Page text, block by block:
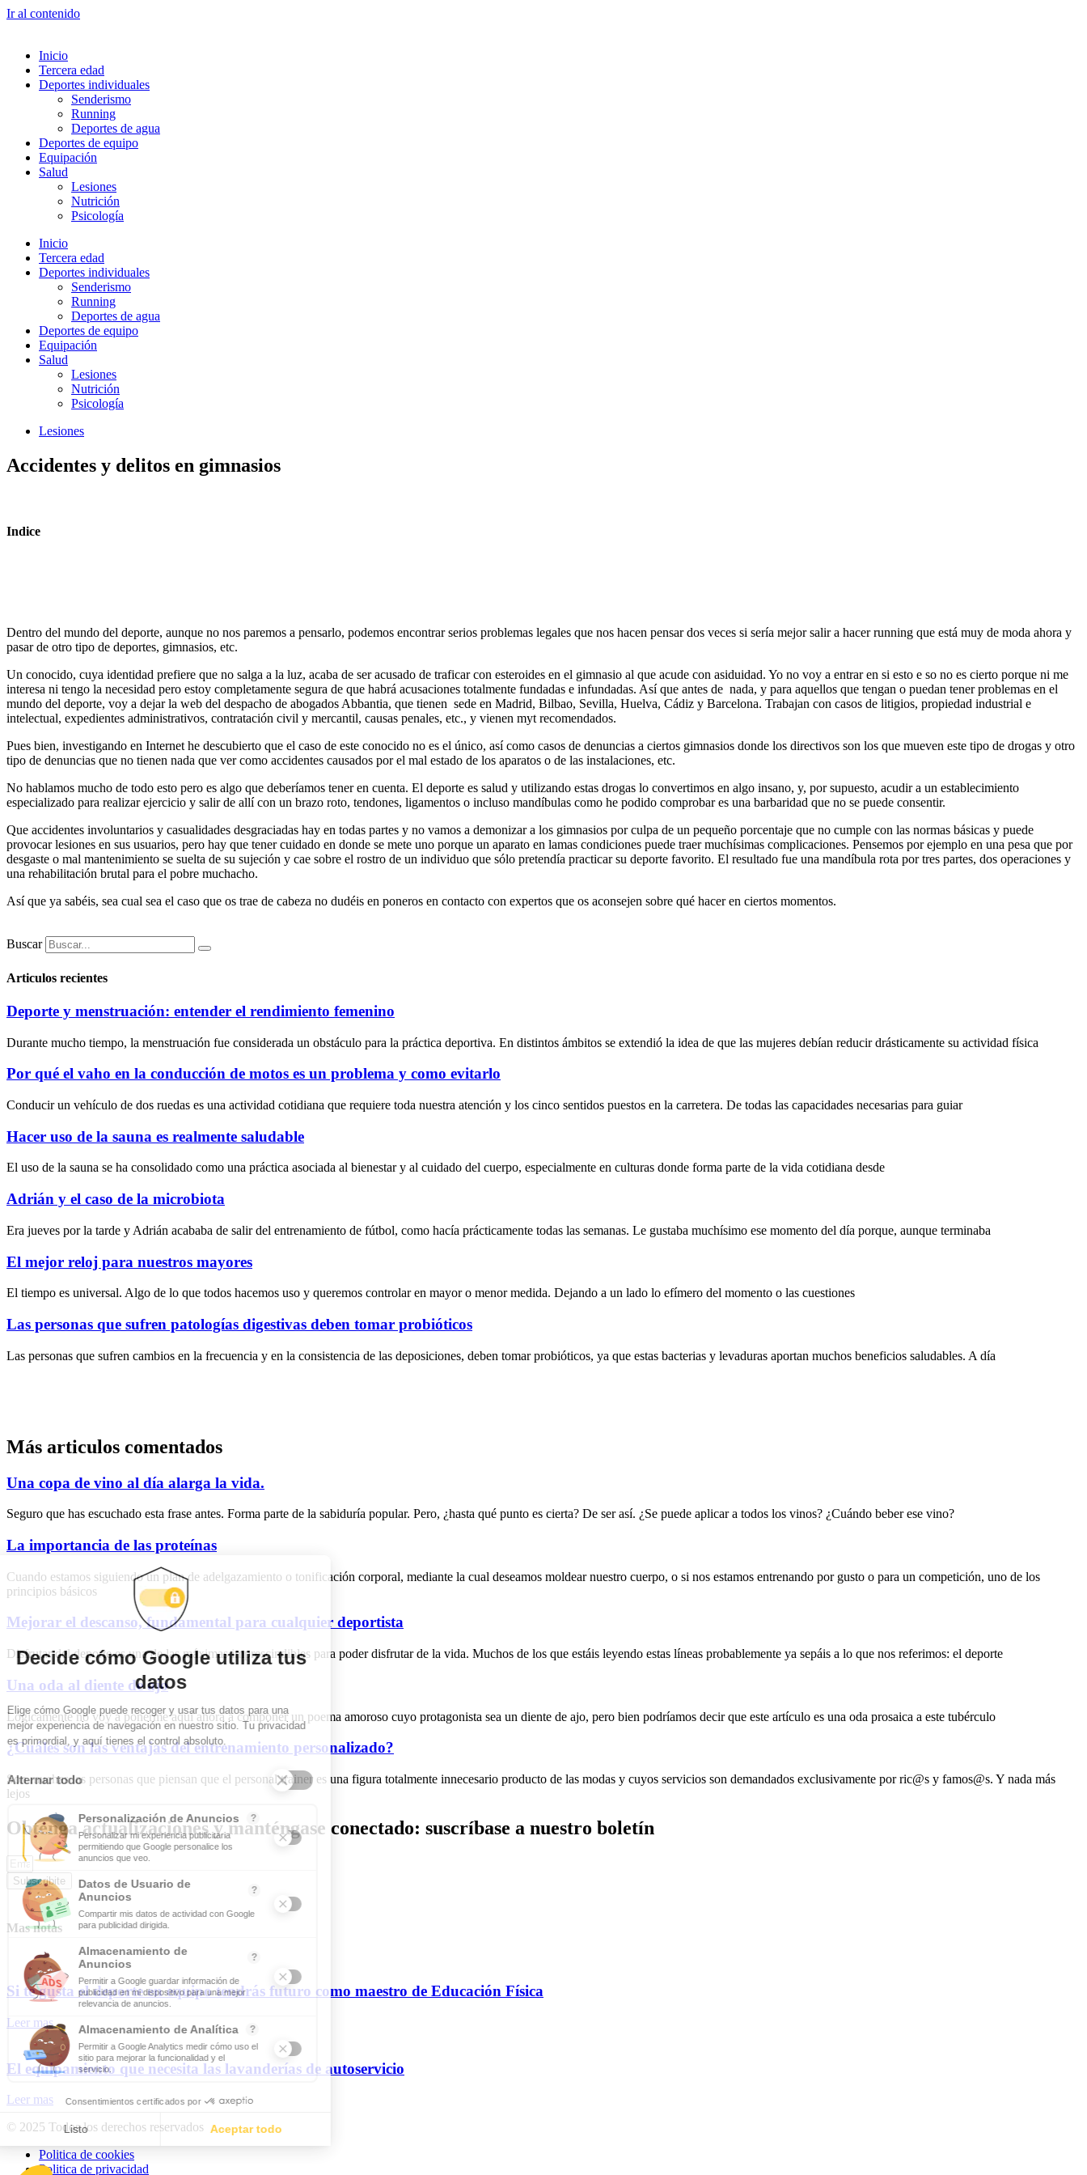
Ir al contenido
Inicio
Tercera edad
Deportes individuales
Senderismo
Running
Deportes de agua
Deportes de equipo
Equipación
Salud
Lesiones
Nutrición
Psicología
Inicio
Tercera edad
Deportes individuales
Senderismo
Running
Deportes de agua
Deportes de equipo
Equipación
Salud
Lesiones
Nutrición
Psicología
Lesiones
Accidentes y delitos en gimnasios
Indice
Dentro del mundo del deporte, aunque no nos paremos a pensarlo, podemos encontrar serios problemas legales que nos hacen pensar dos veces si sería mejor salir a hacer running que está muy de moda ahora y
pasar de otro tipo de deportes, gimnasios, etc.
Un conocido, cuya identidad prefiere que no salga a la luz, acaba de ser acusado de traficar con esteroides en el gimnasio al que acude con asiduidad. Yo no voy a entrar en si esto e so no es cierto porque ni me
interesa ni tengo la necesidad pero estoy completamente segura de que habrá acusaciones totalmente fundadas e infundadas. Así que antes de nada, y para aquellos que tengan o puedan tener problemas en el
mundo del deporte, voy a dejar la web del despacho de abogados Abbantia, que tienen sede en Madrid, Bilbao, Sevilla, Huelva, Cádiz y Barcelona. Trabajan con casos de litigios, propiedad industrial e
intelectual, expedientes administrativos, contratación civil y mercantil, causas penales, etc., y vienen myt recomendados.
Pues bien, investigando en Internet he descubierto que el caso de este conocido no es el único, así como casos de denuncias a ciertos gimnasios donde los directivos son los que mueven este tipo de drogas y otro
tipo de denuncias que no tienen nada que ver como accidentes causados por el mal estado de los aparatos o de las instalaciones, etc.
No hablamos mucho de todo esto pero es algo que deberíamos tener en cuenta. El deporte es salud y utilizando estas drogas lo convertimos en algo insano, y, por supuesto, acudir a un establecimiento
especializado para realizar ejercicio y salir de allí con un brazo roto, tendones, ligamentos o incluso mandíbulas como he podido comprobar es una barbaridad que no se puede consentir.
Que accidentes involuntarios y casualidades desgraciadas hay en todas partes y no vamos a demonizar a los gimnasios por culpa de un pequeño porcentaje que no cumple con las normas básicas y puede
provocar lesiones en sus usuarios, pero hay que tener cuidado en donde se mete uno porque un aparato en lamas condiciones puede traer muchísimas complicaciones. Pensemos por ejemplo en una pesa que por
desgaste o mal mantenimiento se suelta de su sujeción y cae sobre el rostro de un individuo que sólo pretendía practicar su deporte favorito. El resultado fue una mandíbula rota por tres partes, dos operaciones y
una rehabilitación brutal para el pobre muchacho.
Así que ya sabéis, sea cual sea el caso que os trae de cabeza no dudéis en poneros en contacto con expertos que os aconsejen sobre qué hacer en ciertos momentos.
Buscar
Articulos recientes
Deporte y menstruación: entender el rendimiento femenino
Durante mucho tiempo, la menstruación fue considerada un obstáculo para la práctica deportiva. En distintos ámbitos se extendió la idea de que las mujeres debían reducir drásticamente su actividad física
Por qué el vaho en la conducción de motos es un problema y como evitarlo
Conducir un vehículo de dos ruedas es una actividad cotidiana que requiere toda nuestra atención y los cinco sentidos puestos en la carretera. De todas las capacidades necesarias para guiar
Hacer uso de la sauna es realmente saludable
El uso de la sauna se ha consolidado como una práctica asociada al bienestar y al cuidado del cuerpo, especialmente en culturas donde forma parte de la vida cotidiana desde
Adrián y el caso de la microbiota
Era jueves por la tarde y Adrián acababa de salir del entrenamiento de fútbol, como hacía prácticamente todas las semanas. Le gustaba muchísimo ese momento del día porque, aunque terminaba
El mejor reloj para nuestros mayores
El tiempo es universal. Algo de lo que todos hacemos uso y queremos controlar en mayor o menor medida. Dejando a un lado lo efímero del momento o las cuestiones
Las personas que sufren patologías digestivas deben tomar probióticos
Las personas que sufren cambios en la frecuencia y en la consistencia de las deposiciones, deben tomar probióticos, ya que estas bacterias y levaduras aportan muchos beneficios saludables. A día
Más articulos comentados
Una copa de vino al día alarga la vida.
Seguro que has escuchado esta frase antes. Forma parte de la sabiduría popular. Pero, ¿hasta qué punto es cierta? De ser así. ¿Se puede aplicar a todos los vinos? ¿Cuándo beber ese vino?
La importancia de las proteínas
Cuando estamos siguiendo un plan de adelgazamiento o tonificación corporal, mediante la cual deseamos moldear nuestro cuerpo, o si nos estamos entrenando por gusto o para un competición, uno de los
principios básicos
Mejorar el descanso, fundamental para cualquier deportista
Disfrutar del deporte es una de las máximas imprescindibles para poder disfrutar de la vida. Muchos de los que estáis leyendo estas líneas probablemente ya sepáis a lo que nos referimos: el deporte
Una oda al diente de ajo
Lógicamente no voy a ponerme aquí ahora a componer un poema amoroso cuyo protagonista sea un diente de ajo, pero bien podríamos decir que este artículo es una oda prosaica a este tubérculo
¿Cuáles son las ventajas del entrenamiento personalizado?
Son muchas las personas que piensan que el personal trainer es una figura totalmente innecesario producto de las modas y cuyos servicios son demandados exclusivamente por ric@s y famos@s. Y nada más
lejos
Obtenga actualizaciones y manténgase conectado: suscríbase a nuestro boletín
Subscribite
Mas notas
Si te gusta el deporte en equipo tendrás futuro como maestro de Educación Física
Leer mas
El equipamiento que necesita las lavanderías de autoservicio
Leer mas
© 2025 Todos los derechos reservados
Politica de cookies
Politica de privacidad